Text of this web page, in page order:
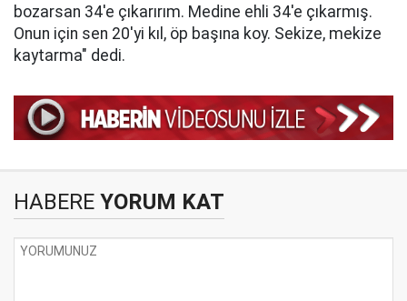
bozarsan 34'e çıkarırım. Medine ehli 34'e çıkarmış.
Onun için sen 20'yi kıl, öp başına koy. Sekize, mekize
kaytarma" dedi.
HABERE YORUM KAT